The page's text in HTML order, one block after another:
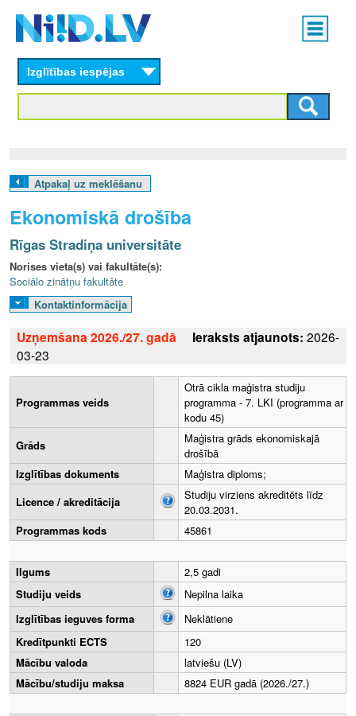
content
Main
menu
L
V
Izglītības iespējas
Atpakaļ uz meklēšanu
Ekonomiskā drošība
Rīgas Stradiņa universitāte
Norises vieta(s) vai fakultāte(s):
Sociālo zinātņu fakultāte
Kontaktinformācija
Uzņemšana 2026./27. gadā Ieraksts atjaunots: 2026-
03-23
Programmas veids
Otrā cikla maģistra studiju
programma - 7. LKI (programma ar
kodu 45)
Grāds
Maģistra grāds ekonomiskajā
drošībā
Izglītības dokuments
Maģistra diploms;
Licence / akreditācija
Studiju virziens akreditēts līdz
20.03.2031.
Programmas kods
45861
Ilgums
2,5 gadi
Studiju veids
Nepilna laika
Izglītības ieguves forma
Neklātiene
Kredītpunkti ECTS
120
Mācību valoda
latviešu (LV)
Mācību/studiju maksa
8824 EUR gadā (2026./27.)